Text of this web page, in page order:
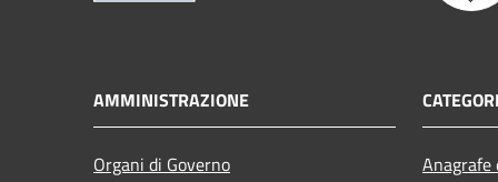
AMMINISTRAZIONE
Organi di Governo